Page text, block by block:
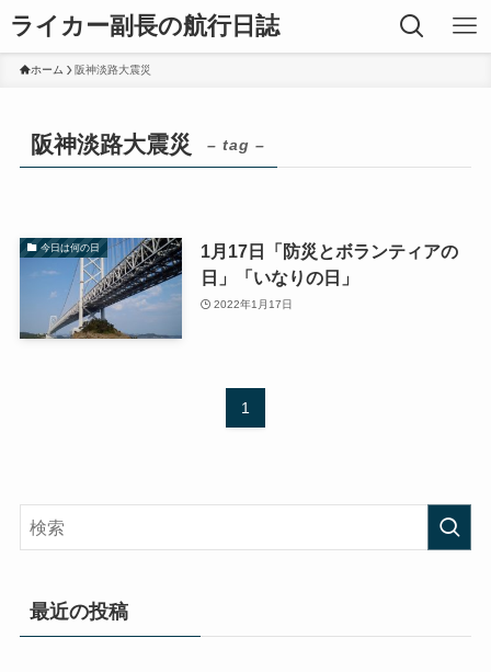
ライカー副長の航行日誌
ホーム 阪神淡路大震災
阪神淡路大震災 – tag –
今日は何の日
1月17日「防災とボランティアの
日」「いなりの日」
2022年1月17日
1
最近の投稿